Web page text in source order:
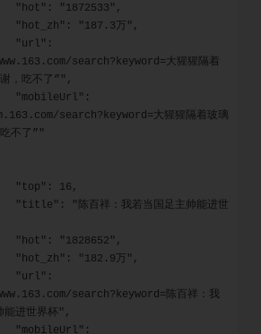
            "hot": "1872533",
            "hot_zh": "187.3万",
search?keyword=大猩猩隔着
，吃不了”",
search?keyword=大猩猩隔着玻璃
不了”"
            "top": 16,
            "hot": "1828652",
            "hot_zh": "182.9万",
search?keyword=陈百祥：我
能进世界杯",